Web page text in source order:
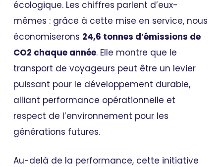
écologique. Les chiffres parlent d’eux-
mêmes : grâce à cette mise en service, nous
économiserons 24,6 tonnes d’émissions de
CO2 chaque année. Elle montre que le
transport de voyageurs peut être un levier
puissant pour le développement durable,
alliant performance opérationnelle et
respect de l’environnement pour les
générations futures.
Au-delà de la performance, cette initiative